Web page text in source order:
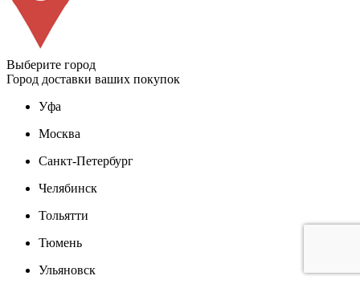
Выберите город
Город доставки ваших покупок
Уфа
Москва
Санкт-Петербург
Челябинск
Тольятти
Тюмень
Ульяновск